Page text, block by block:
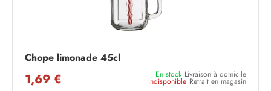
Chope limonade 45cl
1,69 € En stock Livraison à domicile
Indisponible Retrait en magasin